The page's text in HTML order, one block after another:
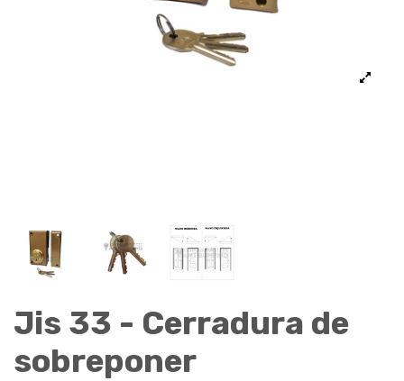
Jis 33 - Cerradura de
sobreponer